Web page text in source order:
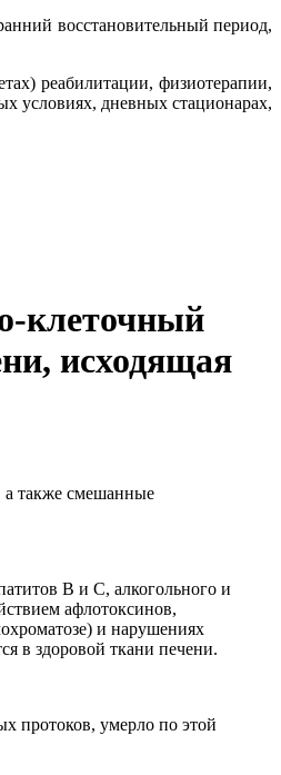
восстановительный период,
реабилитации, физиотерапии,
условиях, дневных стационарах,
клеточный
исходящая
а также смешанные
В и С, алкогольного и
афлотоксинов,
и нарушениях
в здоровой ткани печени.
протоков, умерло по этой